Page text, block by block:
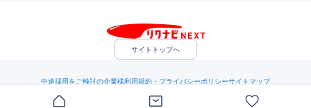
サイトトップへ
中途採用をご検討の企業様利用規約・プライバシーポリシーサイトマップ
（C）Indeed Inc.